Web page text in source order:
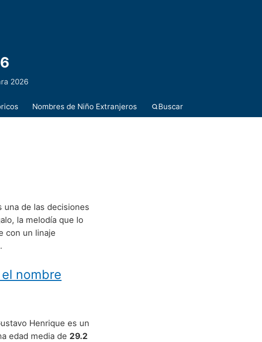
2026
Nombres de Niño Extranjeros Buscar
una de las decisiones
la melodía que lo
con un linaje
.
nombre
Henrique es un
edad media de 29.2